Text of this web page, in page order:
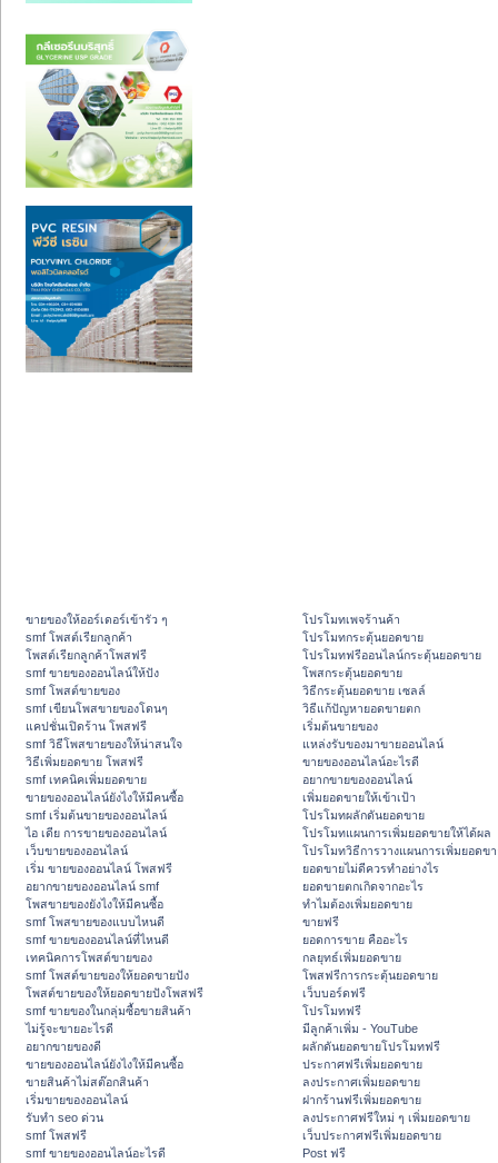
ขายของให้ออร์เดอร์เข้ารัว ๆ
smf โพสต์เรียกลูกค้า
โพสต์เรียกลูกค้าโพสฟรี
smf ขายของออนไลน์ให้ปัง
smf โพสต์ขายของ
smf เขียนโพสขายของโดนๆ
แคปชั่นเปิดร้าน โพสฟรี
smf วิธีโพสขายของให้น่าสนใจ
วิธีเพิ่มยอดขาย โพสฟรี
smf เทคนิคเพิ่มยอดขาย
ขายของออนไลน์ยังไงให้มีคนซื้อ
smf เริ่มต้นขายของออนไลน์
ไอ เดีย การขายของออนไลน์
เว็บขายของออนไลน์
เริ่ม ขายของออนไลน์ โพสฟรี
อยากขายของออนไลน์ smf
โพสขายของยังไงให้มีคนซื้อ
smf โพสขายของแบบไหนดี
smf ขายของออนไลน์ที่ไหนดี
เทคนิคการโพสต์ขายของ
smf โพสต์ขายของให้ยอดขายปัง
โพสต์ขายของให้ยอดขายปังโพสฟรี
smf ขายของในกลุ่มซื้อขายสินค้า
ไม่รู้จะขายอะไรดี
อยากขายของดี
ขายของออนไลน์ยังไงให้มีคนซื้อ
ขายสินค้าไม่สต๊อกสินค้า
เริ่มขายของออนไลน์
รับทำ seo ด่วน
smf โพสฟรี
smf ขายของออนไลน์อะไรดี
โปรโมทเพจร้านค้า
โปรโมทกระตุ้นยอดขาย
โปรโมทฟรีออนไลน์กระตุ้นยอดขาย
โพสกระตุ้นยอดขาย
วิธีกระตุ้นยอดขาย เซลล์
วิธีแก้ปัญหายอดขายตก
เริ่มต้นขายของ
แหล่งรับของมาขายออนไลน์
ขายของออนไลน์อะไรดี
อยากขายของออนไลน์
เพิ่มยอดขายให้เข้าเป้า
โปรโมทผลักดันยอดขาย
โปรโมทแผนการเพิ่มยอดขายให้ได้ผล
โปรโมทวิธีการวางแผนการเพิ่มยอดข
ยอดขายไม่ดีควรทำอย่างไร
ยอดขายตกเกิดจากอะไร
ทำไมต้องเพิ่มยอดขาย
ขายฟรี
ยอดการขาย คืออะไร
กลยุทธ์เพิ่มยอดขาย
โพสฟรีการกระตุ้นยอดขาย
เว็บบอร์ดฟรี
โปรโมทฟรี
มีลูกค้าเพิ่ม - YouTube
ผลักดันยอดขายโปรโมทฟรี
ประกาศฟรีเพิ่มยอดขาย
ลงประกาศเพิ่มยอดขาย
ฝากร้านฟรีเพิ่มยอดขาย
ลงประกาศฟรีใหม่ ๆ เพิ่มยอดขาย
เว็บประกาศฟรีเพิ่มยอดขาย
Post ฟรี